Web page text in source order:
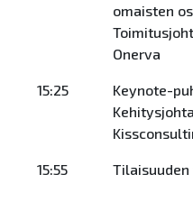
omaisten
Onerva
15:25
Keynote-
15:55